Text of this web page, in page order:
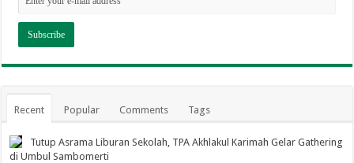
Recent Popular Comments Tags
Tutup Asrama Liburan Sekolah, TPA Akhlakul Karimah Gelar Gathering
di Umbul Sambomerti